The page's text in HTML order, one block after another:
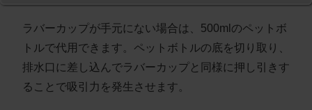
ラバーカップが手元にない場合は、 500mlのペットボ
トルで代用 できます。ペットボトルの底を切り取り、
排水口に差し込んでラバーカップと同様に押し引きす
ることで吸引力を発生させます。